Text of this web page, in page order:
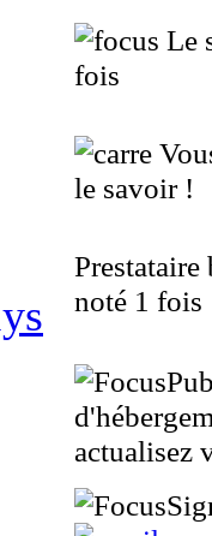
Le
fois
le savoir !
Prestataire
noté 1 fois
actualisez